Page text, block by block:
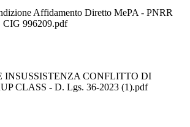
Affidamento Diretto MePA - PNRR
CIG 996209.pdf
CONFLITTO DI
CLASS - D. Lgs. 36-2023 (1).pdf